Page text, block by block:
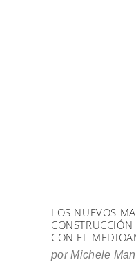
LOS NUEVOS
CONSTRUCCIÓN
CON EL
porMichele